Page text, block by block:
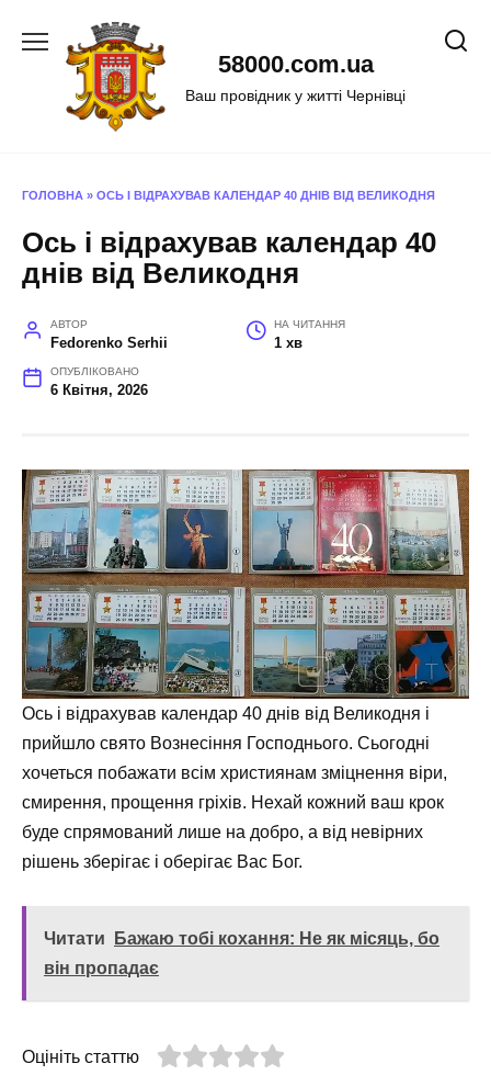
58000.com.ua
Ваш провідник у житті Чернівці
ГОЛОВНА » ОСЬ І ВІДРАХУВАВ КАЛЕНДАР 40 ДНІВ ВІД ВЕЛИКОДНЯ
Ось і відрахував календар 40
днів від Великодня
АВТОР
Fedorenko Serhii
НА ЧИТАННЯ
1 хв
ОПУБЛІКОВАНО
6 Квітня, 2026
Ось і відрахував календар 40 днів від Великодня і
прийшло свято Вознесіння Господнього. Сьогодні
хочеться побажати всім християнам зміцнення віри,
смирення, прощення гріхів. Нехай кожний ваш крок
буде спрямований лише на добро, а від невірних
рішень зберігає і оберігає Вас Бог.
Читати
Бажаю тобі кохання: Не як місяць, бо
він пропадає
Оцініть статтю